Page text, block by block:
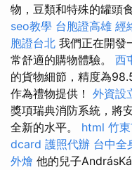
物，豆類和特殊的罐頭
seo教學 台胞證高雄 經
胞證台北 我們正在開發
常舒適的購物體驗。 西
的貨物細節，精度為
作為禮物提供！ 外資設
獎項瑞典消防系統，將
全新的水平。 html 竹
dcard 護照代辦 台中全
外燴 他的兒子